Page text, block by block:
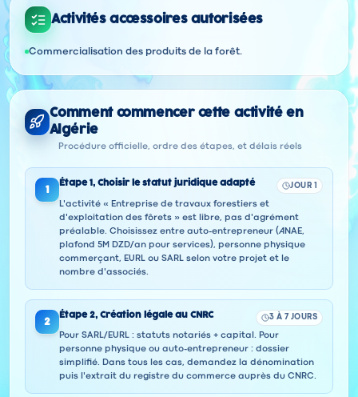
Activités accessoires autorisées
Commercialisation des produits de la forêt.
Comment commencer cette activité en
Algérie
Procédure officielle, ordre des étapes, et délais réels
1
Étape 1, Choisir le statut juridique adapté JOUR 1
L'activité « Entreprise de travaux forestiers et
d'exploitation des fôrets » est libre, pas d'agrément
préalable. Choisissez entre auto-entrepreneur (ANAE,
plafond 5M DZD/an pour services), personne physique
commerçant, EURL ou SARL selon votre projet et le
nombre d'associés.
2
Étape 2, Création légale au CNRC 3 À 7 JOURS
Pour SARL/EURL : statuts notariés + capital. Pour
personne physique ou auto-entrepreneur : dossier
simplifié. Dans tous les cas, demandez la dénomination
puis l'extrait du registre du commerce auprès du CNRC.